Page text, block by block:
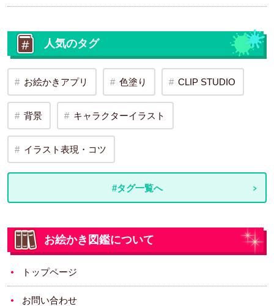
人気のタグ
お絵かきアプリ 色塗り CLIP STUDIO
背景 キャラクターイラスト
イラスト表現・コツ
#タグ一覧へ
お絵かき図鑑について
トップページ
お問い合わせ